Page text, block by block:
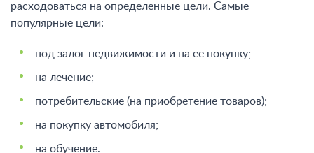
расходоваться на определенные цели. Самые
популярные цели:
под залог недвижимости и на ее покупку;
на лечение;
потребительские (на приобретение товаров);
на покупку автомобиля;
на обучение.